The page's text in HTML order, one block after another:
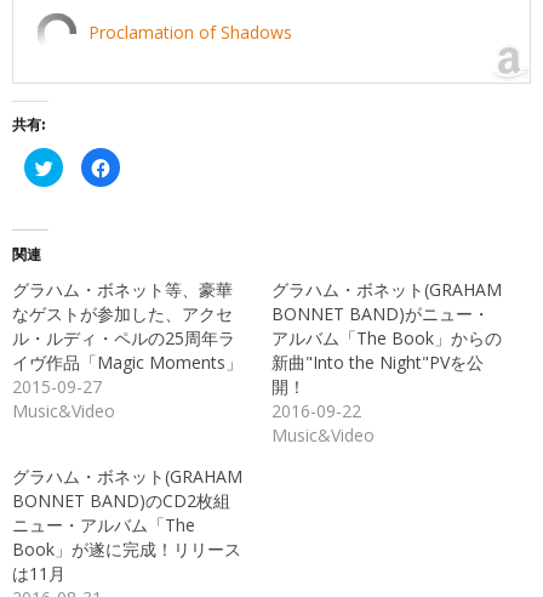
Proclamation of Shadows
共有:
ク
リ
有
(新
し
い
ウ
ィ
ン
ド
ウ
ま
す)
Facebook
で
ク
リ
ッ
ク
し
く
い
ウ
ィ
ン
ド
ウ
で
開
関連
グラハム・ボネット等、豪華
なゲストが参加した、アクセ
ル・ルディ・ペルの25周年ラ
イヴ作品「Magic Moments」
2015-09-27
Music&Video
グラハム・ボネット(GRAHAM
BONNET BAND)がニュー・
アルバム「The Book」からの
新曲"Into the Night"PVを公
開！
2016-09-22
Music&Video
グラハム・ボネット(GRAHAM
BONNET BAND)のCD2枚組
ニュー・アルバム「The
Book」が遂に完成！リリース
は11月